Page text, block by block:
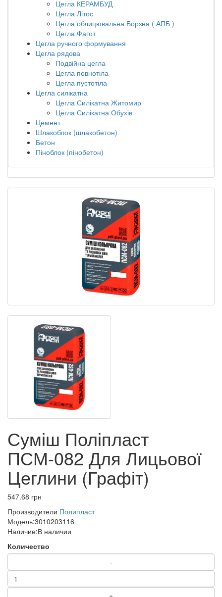
Цегла КЕРАМБУД
Цегла Літос
Цегла облицювальна Борзна ( АПБ )
Цегла Фагот
Цегла ручного формування
Цегла рядова
Подвійна цегла
Цегла повнотіла
Цегла пустотіла
Цегла силікатна
Цегла Силікатна Житомир
Цегла Силікатна Обухів
Цемент
Шлакоблок (шлакобетон)
Бетон
Піноблок (пінобетон)
Суміш Поліпласт
ПСМ-082 Для Лицьової
Цеглини (Графіт)
547.68 грн
Производители Полипласт
Модель:3010203116
Наличие:В наличии
Количество